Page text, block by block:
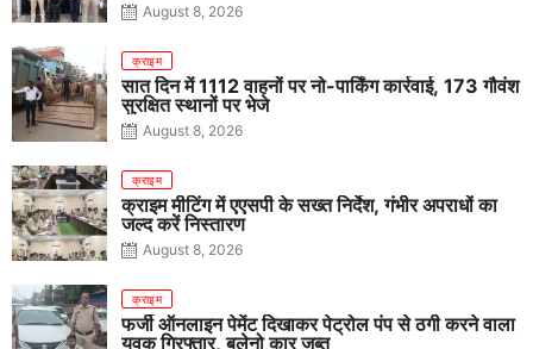
August 8, 2026
क्राइम
सात दिन में 1112 वाहनों पर नो-पार्किंग कार्रवाई, 173 गौवंश
सुरक्षित स्थानों पर भेजे
August 8, 2026
क्राइम
क्राइम मीटिंग में एएसपी के सख्त निर्देश, गंभीर अपराधों का
जल्द करें निस्तारण
August 8, 2026
क्राइम
फर्जी ऑनलाइन पेमेंट दिखाकर पेट्रोल पंप से ठगी करने वाला
युवक गिरफ्तार, बलेनो कार जब्त